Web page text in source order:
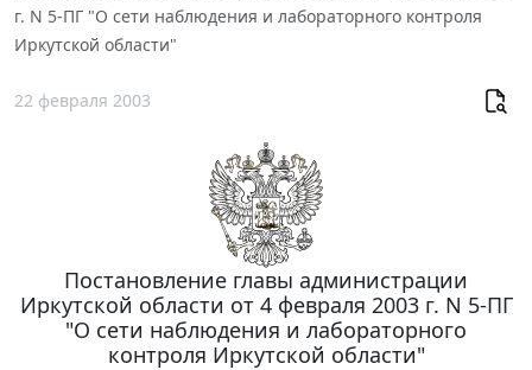
г. N 5-ПГ "О сети наблюдения и лабораторного контроля
Иркутской области"
22 февраля 2003
Постановление главы администрации
Иркутской области от 4 февраля 2003 г. N 5-ПГ
"О сети наблюдения и лабораторного
контроля Иркутской области"